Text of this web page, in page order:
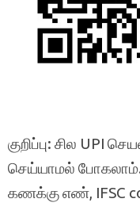
குறிப்பு: சில UPI
செய்யாமல்
கணக்கு எண், IFSC